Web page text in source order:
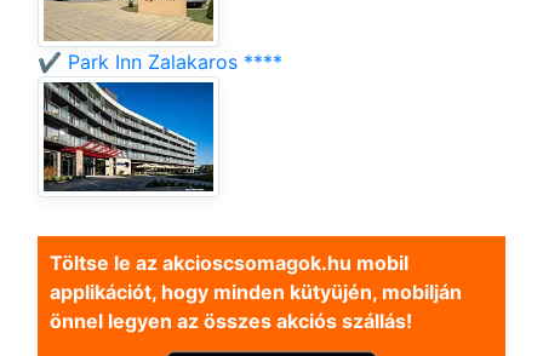
✔️ Park Inn Zalakaros ****
Töltse le az akcioscsomagok.hu mobil
applikációt, hogy minden kütyüjén, mobilján
önnel legyen az összes akciós szállás!